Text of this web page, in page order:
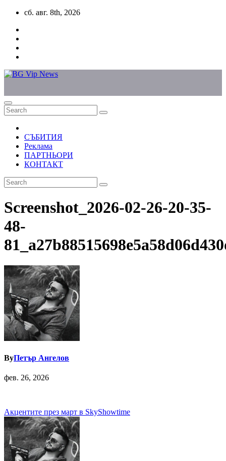
Skip
content
сб. авг. 8th, 2026
СЪБИТИЯ
Реклама
ПАРТНЬОРИ
КОНТАКТ
Screenshot_2026-02-26-20-35-
48-
ByПетър Ангелов
фев. 26, 2026
Навигация
Акцентите през март в SkyShowtime